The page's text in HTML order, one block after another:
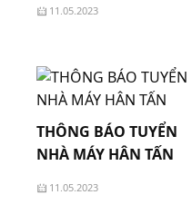
11.05.2023
THÔNG BÁO TUYỂN
NHÀ MÁY HÂN TẤN
11.05.2023